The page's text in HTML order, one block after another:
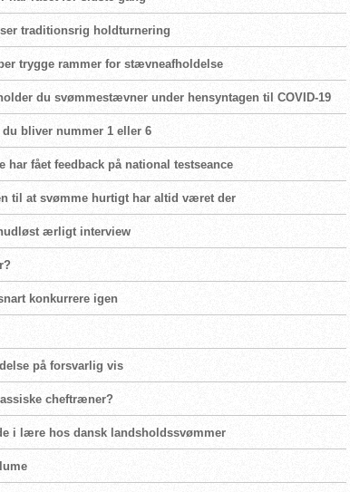
traditionsrig holdturnering
trygge rammer for stævneafholdelse
du svømmestævner under hensyntagen til COVID-19
du bliver nummer 1 eller 6
har fået feedback på national testseance
til at svømme hurtigt har altid været der
hudløst ærligt interview
konkurrere igen
på forsvarlig vis
cheftræner?
i lære hos dansk landsholdssvømmer